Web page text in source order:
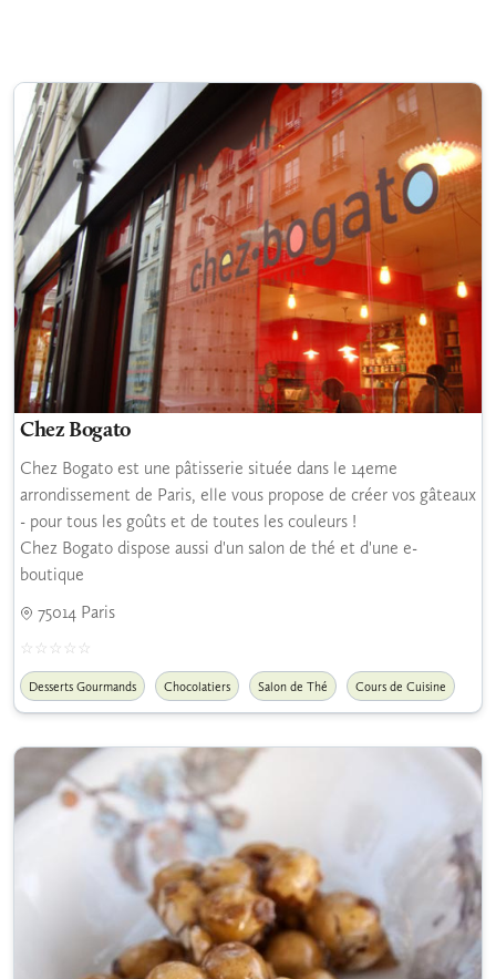
Chez Bogato
Chez Bogato est une pâtisserie située dans le 14eme
arrondissement de Paris, elle vous propose de créer vos gâteaux
- pour tous les goûts et de toutes les couleurs !
Chez Bogato dispose aussi d'un salon de thé et d'une e-
boutique
75014 Paris
Desserts Gourmands Chocolatiers Salon de Thé Cours de Cuisine